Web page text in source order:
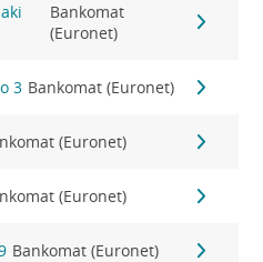
Bankomat
(Euronet)
3 Bankomat (Euronet)
(Euronet)
(Euronet)
Bankomat (Euronet)